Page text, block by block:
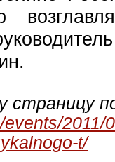
2011/
t/